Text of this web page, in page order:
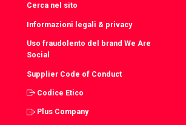
Cerca nel sito
Informazioni legali & privacy
Uso fraudolento del brand We Are
Social
Supplier Code of Conduct
Codice Etico
Plus Company